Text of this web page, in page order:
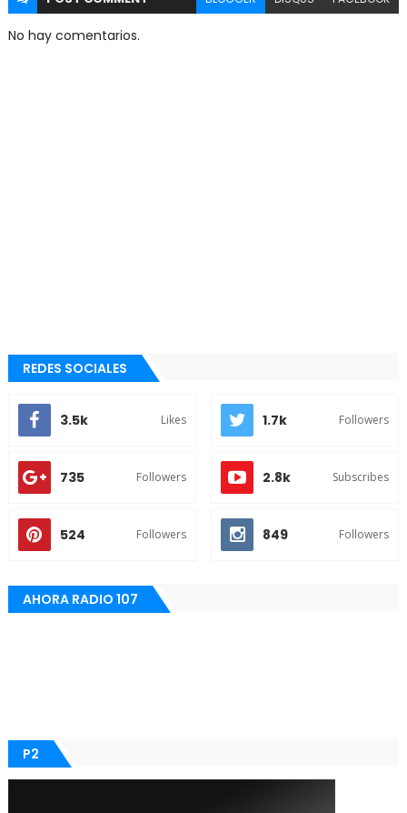
No hay comentarios.
REDES SOCIALES
3.5k Likes 1.7k Followers
735 Followers 2.8k Subscribes
524 Followers 849 Followers
AHORA RADIO 107
P2